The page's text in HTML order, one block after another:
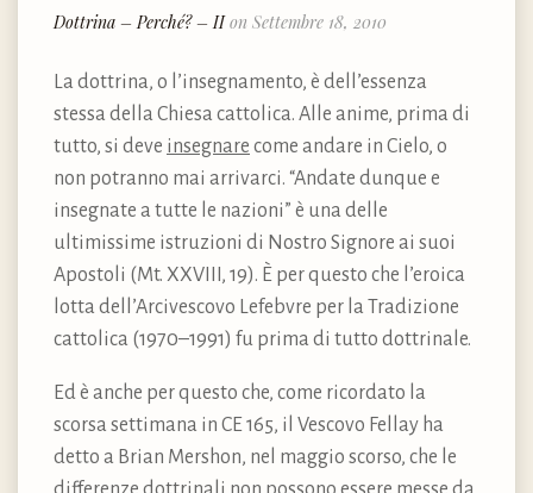
Dottrina – Perché? – IIon Settembre 18, 2010
La dottrina, o l’insegnamento, è dell’essenza
stessa della Chiesa cattolica. Alle anime, prima di
tutto, si deve insegnare come andare in Cielo, o
non potranno mai arrivarci. “Andate dunque e
insegnate a tutte le nazioni” è una delle
ultimissime istruzioni di Nostro Signore ai suoi
Apostoli (Mt. XXVIII, 19). È per questo che l’eroica
lotta dell’Arcivescovo Lefebvre per la Tradizione
cattolica (1970–1991) fu prima di tutto dottrinale.
Ed è anche per questo che, come ricordato la
scorsa settimana in CE 165, il Vescovo Fellay ha
detto a Brian Mershon, nel maggio scorso, che le